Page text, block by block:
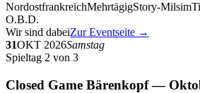
NordostfrankreichMehrtägigStory-Milsim
O.B.D.
Wir sind dabeiZur Eventseite →
31OKT 2026Samstag
Spieltag 2 von 3
Closed Game Bärenkopf —